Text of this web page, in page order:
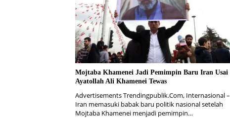
Mojtaba Khamenei Jadi Pemimpin Baru Iran Usai
Ayatollah Ali Khamenei Tewas
Advertisements Trendingpublik.Com, Internasional –
Iran memasuki babak baru politik nasional setelah
Mojtaba Khamenei menjadi pemimpin…